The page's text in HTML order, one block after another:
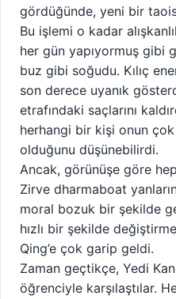
gördüğünde, yeni bir
Bu işlemi o kadar
her gün yapıyormuş gibi
buz gibi soğudu. Kılıç
son derece uyanık
etrafındaki saçlarını
herhangi bir kişi onun
olduğunu düşünebilirdi.
Ancak, görünüşe göre
Zirve dharmaboat
moral bozuk bir şekilde
hızlı bir şekilde
Qing’e çok garip geldi.
Zaman geçtikçe, Yedi
öğrenciyle karşılaştılar.